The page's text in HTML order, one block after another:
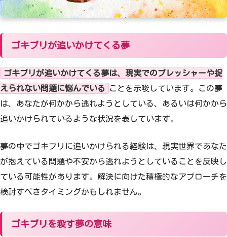
ゴキブリが追いかけてくる夢
ゴキブリが追いかけてくる夢は、現実でのプレッシャーや捉
えられない問題に悩んでいる
ことを示唆しています。この夢
は、あなたが何かから逃れようとしている、あるいは何かから
追いかけられているような状況を表しています。
夢の中でゴキブリに追いかけられる経験は、現実世界であなた
が抱えている問題や不安から逃れようとしていることを反映し
ている可能性があります。解決に向けた積極的なアプローチを
検討すべきタイミングかもしれません。
ゴキブリを殺す夢の意味